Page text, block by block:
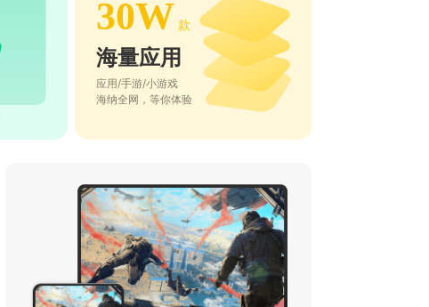
30W 款
海量应用
应用/手游/小游戏
海纳全网，等你体验